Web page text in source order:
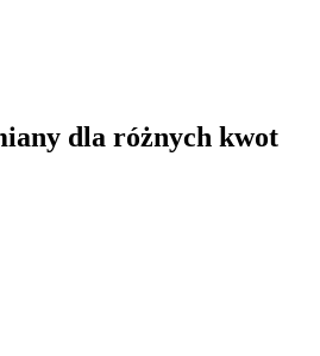
zabezpieczenie
dla różnych kwot